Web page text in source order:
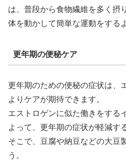
は、普段から食物繊維を多く摂
体を動かして簡単な運動をする
更年期の便秘ケア
更年期のための便秘の症状は、
よりケアが期待できます。
エストロゲンに似た働きをする
よって、更年期の症状が軽減す
そこで、豆腐や納豆などの大豆
う。